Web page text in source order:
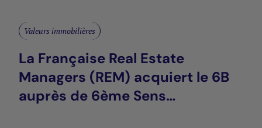
Valeurs immobilières
La Française Real Estate
Managers (REM) acquiert le 6B
auprès de 6ème Sens